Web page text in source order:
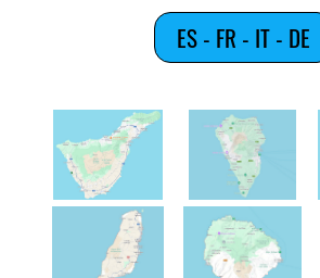
ES - FR - IT - DE